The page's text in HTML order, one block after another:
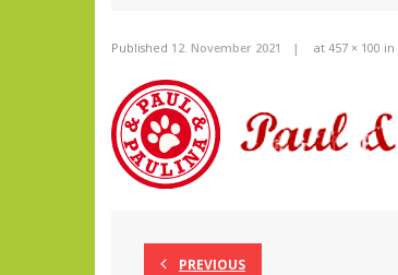
Published 12. November 2021 at 457 × 100 in
PREVIOUS